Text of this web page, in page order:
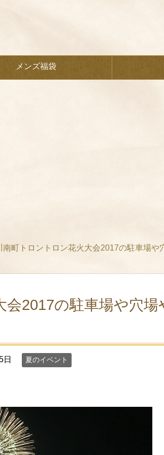
メンズ福袋
南町トロントロン花火大会2017の駐車場や
会2017の駐車場や穴場
日 夏のイベント